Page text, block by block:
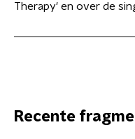
Therapy' en over de
Recente